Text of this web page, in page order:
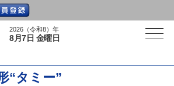
2026（令和8）年
8月7日 金曜日
“タミー”